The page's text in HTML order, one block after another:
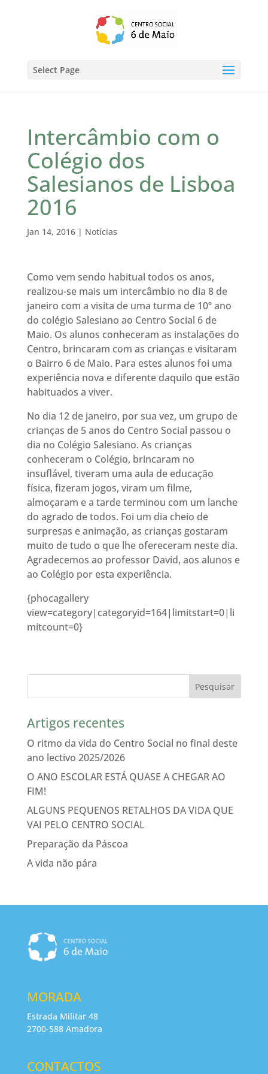
Select Page
Intercâmbio com o
Colégio dos
Salesianos de Lisboa
2016
Jan 14, 2016| Notícias
Como vem sendo habitual todos os anos,
realizou-se mais um intercâmbio no dia 8 de
janeiro com a visita de uma turma de 10º ano
do colégio Salesiano ao Centro Social 6 de
Maio. Os alunos conheceram as instalações do
Centro, brincaram com as crianças e visitaram
o Bairro 6 de Maio. Para estes alunos foi uma
experiência nova e diferente daquilo que estão
habituados a viver.
No dia 12 de janeiro, por sua vez, um grupo de
crianças de 5 anos do Centro Social passou o
dia no Colégio Salesiano. As crianças
conheceram o Colégio, brincaram no
insuflável, tiveram uma aula de educação
física, fizeram jogos, viram um filme,
almoçaram e a tarde terminou com um lanche
do agrado de todos. Foi um dia cheio de
surpresas e animação, as crianças gostaram
muito de tudo o que lhe ofereceram neste dia.
Agradecemos ao professor David, aos alunos e
ao Colégio por esta experiência.
{phocagallery
view=category|categoryid=164|limitstart=0|li
mitcount=0}
Artigos recentes
O ritmo da vida do Centro Social no final deste
ano lectivo 2025/2026
O ANO ESCOLAR ESTÁ QUASE A CHEGAR AO
FIM!
ALGUNS PEQUENOS RETALHOS DA VIDA QUE
VAI PELO CENTRO SOCIAL
Preparação da Páscoa
A vida não pára
MORADA
Estrada Militar 48
2700-588 Amadora
CONTACTOS